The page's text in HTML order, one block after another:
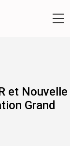
et Nouvelle
Grand